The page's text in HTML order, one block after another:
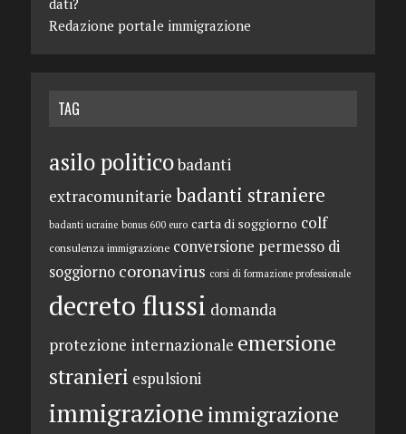
Redazione portale immigrazione
TAG
asilo politicobadanti
extracomunitarie badanti straniere
badanti ucraine bonus 600 euro carta di soggiorno colf
consulenza immigrazione conversione permesso di
soggiorno coronavirus corsi di formazione professionale
decreto flussi domanda
protezione internazionale emersione
stranieri espulsioni
immigrazioneimmigrazione